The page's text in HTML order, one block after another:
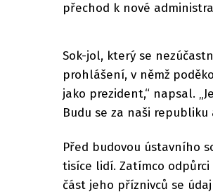
přechod k nové
Sok-jol, který se
prohlášení, v němž
jako prezident,“ napsal.
Budu se za naši republiku
Před budovou ústavního
tisíce lidí. Zatímco
část jeho příznivců se